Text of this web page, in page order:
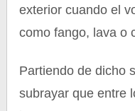
exterior cuando el
como fango, lava o
Partiendo de dicho
subrayar que entre